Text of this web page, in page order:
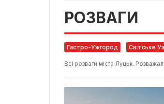
РОЗВАГИ
Гастро-Ужгород Світське
Всі розваги міста Луцьк.